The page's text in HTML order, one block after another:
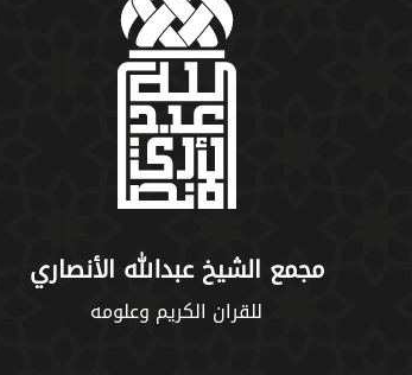
مجمع الشيخ عبدالله الأنصاري
للقران الكريم وعلومه